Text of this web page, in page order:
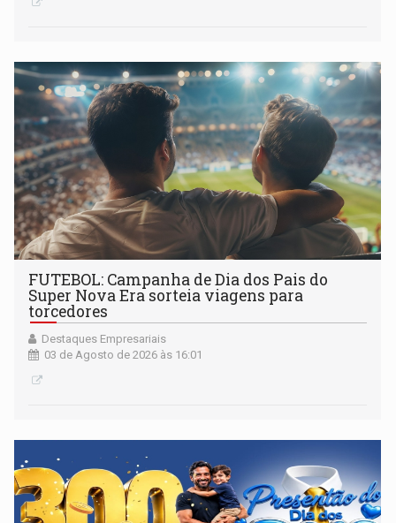
FUTEBOL: Campanha de Dia dos Pais do
Super Nova Era sorteia viagens para
torcedores
Destaques Empresariais
03 de Agosto de 2026 às 16:01